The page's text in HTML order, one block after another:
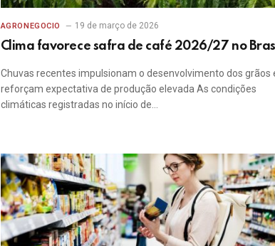
AGRONEGOCIO 19 de março de 2026
Clima favorece safra de café 2026/27 no
Chuvas recentes impulsionam o desenvolvimento dos grãos
reforçam expectativa de produção elevada As condições
climáticas registradas no início de…